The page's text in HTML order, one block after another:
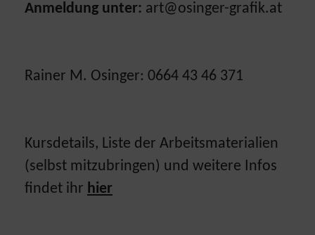
Anmeldung unter: art@osinger-grafik.at
Rainer M. Osinger: 0664 43 46 371
Kursdetails, Liste der Arbeitsmaterialien
(selbst mitzubringen) und weitere Infos
findet ihr hier